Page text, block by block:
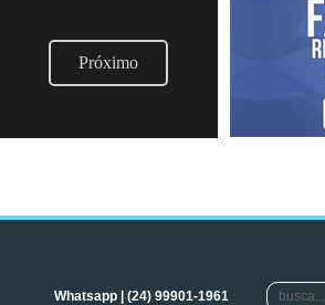
Próximo
Whatsapp | (24) 99901-1961